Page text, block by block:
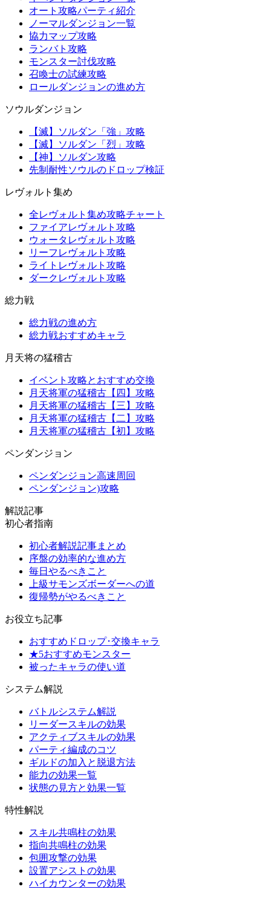
オート攻略パーティ紹介
ノーマルダンジョン一覧
協力マップ攻略
ランバト攻略
モンスター討伐攻略
召喚士の試練攻略
ロールダンジョンの進め方
ソウルダンジョン
【滅】ソルダン「強」攻略
【滅】ソルダン「烈」攻略
【神】ソルダン攻略
先制耐性ソウルのドロップ検証
レヴォルト集め
全レヴォルト集め攻略チャート
ファイアレヴォルト攻略
ウォータレヴォルト攻略
リーフレヴォルト攻略
ライトレヴォルト攻略
ダークレヴォルト攻略
総力戦
総力戦の進め方
総力戦おすすめキャラ
月天将の猛稽古
イベント攻略とおすすめ交換
月天将軍の猛稽古【四】攻略
月天将軍の猛稽古【三】攻略
月天将軍の猛稽古【二】攻略
月天将軍の猛稽古【初】攻略
ペンダンジョン
ペンダンジョン高速周回
ペンダンジョン)攻略
解説記事
初心者指南
初心者解説記事まとめ
序盤の効率的な進め方
毎日やるべきこと
上級サモンズボーダーへの道
復帰勢がやるべきこと
お役立ち記事
おすすめドロップ･交換キャラ
★5おすすめモンスター
被ったキャラの使い道
システム解説
バトルシステム解説
リーダースキルの効果
アクティブスキルの効果
パーティ編成のコツ
ギルドの加入と脱退方法
能力の効果一覧
状態の見方と効果一覧
特性解説
スキル共鳴柱の効果
指向共鳴柱の効果
包囲攻撃の効果
設置アシストの効果
ハイカウンターの効果